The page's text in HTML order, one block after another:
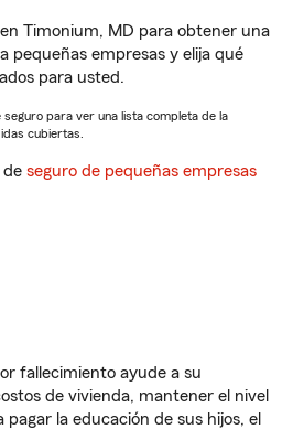
Timonium, MD para obtener una
pequeñas empresas y elija qué
para usted.
seguro para ver una lista completa de la
cubiertas.
de seguro de pequeñas empresas
fallecimiento ayude a su
de vivienda, mantener el nivel
la educación de sus hijos, el